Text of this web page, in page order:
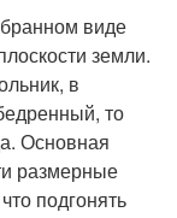
виде
земли.
в
то
Основная
размерные
подгонять